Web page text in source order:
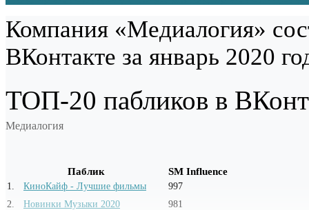
Компания «Медиалогия»
ВКонтакте за январь 2020
ТОП-20 пабликов в
Медиалогия
Паблик SM Influence
1 КиноКайф - Лучшие фильмы
997
2
Новинки Музыки 2020
981